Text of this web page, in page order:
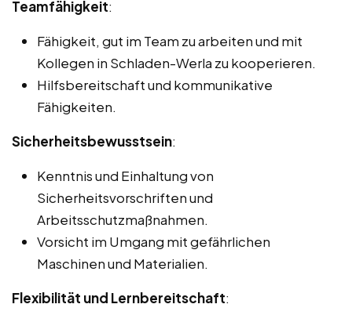
Teamfähigkeit:
Fähigkeit, gut im Team zu arbeiten und mit
Kollegen in Schladen-Werla zu kooperieren.
Hilfsbereitschaft und kommunikative
Fähigkeiten.
Sicherheitsbewusstsein:
Kenntnis und Einhaltung von
Sicherheitsvorschriften und
Arbeitsschutzmaßnahmen.
Vorsicht im Umgang mit gefährlichen
Maschinen und Materialien.
Flexibilität und Lernbereitschaft: